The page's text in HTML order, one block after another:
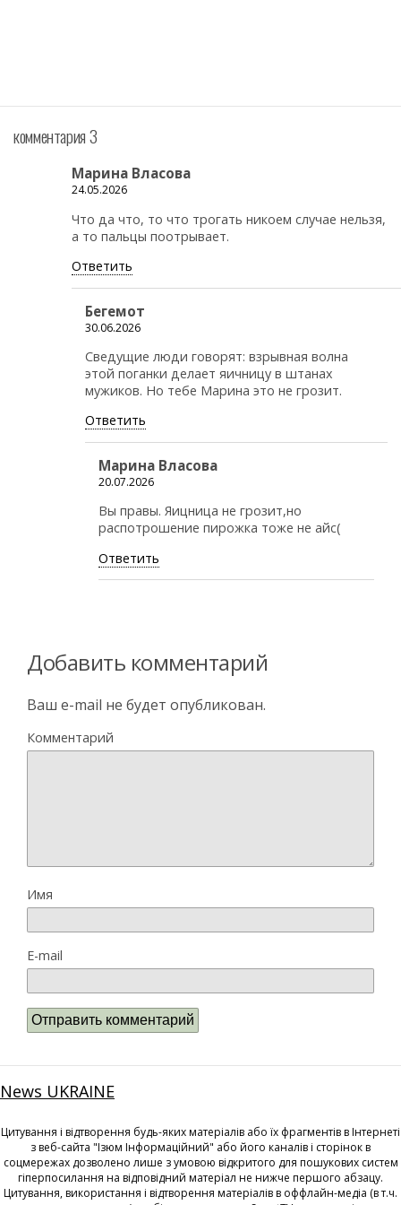
комментария 3
Марина Власова
24.05.2026
Что да что, то что трогать никоем случае нельзя,
а то пальцы поотрывает.
Ответить
Бегемот
30.06.2026
Сведущие люди говорят: взрывная волна
этой поганки делает яичницу в штанах
мужиков. Но тебе Марина это не грозит.
Ответить
Марина Власова
20.07.2026
Вы правы. Яицница не грозит,но
распотрошение пирожка тоже не айс(
Ответить
Добавить комментарий
Ваш e-mail не будет опубликован.
Комментарий
Имя
E-mail
News UKRAINE
Цитування і відтворення будь-яких матеріалів або їх фрагментів в Інтернеті
з веб-сайта "Ізюм Інформаційний" або його каналів і сторінок в
соцмережах дозволено лише з умовою відкритого для пошукових систем
гіперпосилання на відповідний матеріал не нижче першого абзацу.
Цитування, використання і відтворення матеріалів в оффлайн-медіа (в т.ч.